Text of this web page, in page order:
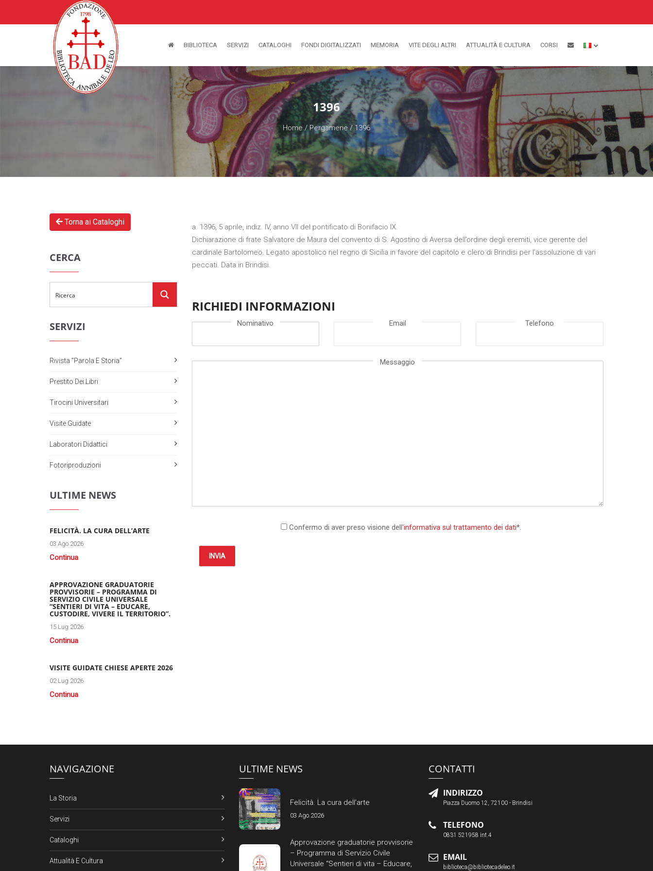
BIBLIOTECA SERVIZI CATALOGHI FONDI DIGITALIZZATI MEMORIA VITE DEGLI ALTRI ATTUALITÀ E CULTURA CORSI
1396
Home/Pergamene/1396
Torna ai Cataloghi
CERCA
SERVIZI
Rivista "Parola E Storia"
Prestito Dei Libri
Tirocini Universitari
Visite Guidate
Laboratori Didattici
Fotoriproduzioni
ULTIME NEWS
FELICITÀ. LA CURA DELL’ARTE
03 Ago 2026
Continua
APPROVAZIONE GRADUATORIE
PROVVISORIE – PROGRAMMA DI
SERVIZIO CIVILE UNIVERSALE
“SENTIERI DI VITA – EDUCARE,
CUSTODIRE, VIVERE IL TERRITORIO”.
15 Lug 2026
Continua
VISITE GUIDATE CHIESE APERTE 2026
02 Lug 2026
Continua
a. 1396, 5 aprile, indiz. IV, anno VII del pontificato di Bonifacio IX.
Dichiarazione di frate Salvatore de Maura del convento di S. Agostino di Aversa dell’ordine degli eremiti, vice gerente del
cardinale Bartolomeo. Legato apostolico nel regno di Sicilia in favore del capitolo e clero di Brindisi per l’assoluzione di vari
peccati. Data in Brindisi.
RICHIEDI INFORMAZIONI
Nominativo Email Telefono
Messaggio
Confermo di aver preso visione dell'informativa sul trattamento dei dati*.
INVIA
NAVIGAZIONE
La Storia
Servizi
Cataloghi
Attualità E Cultura
ULTIME NEWS
Felicità. La cura dell’arte
03 Ago 2026
Approvazione graduatorie provvisorie
– Programma di Servizio Civile
Universale “Sentieri di vita – Educare,
CONTATTI
INDIRIZZO
Piazza Duomo 12, 72100 - Brindisi
TELEFONO
0831 521958 int.4
EMAIL
biblioteca@bibliotecadeleo.it